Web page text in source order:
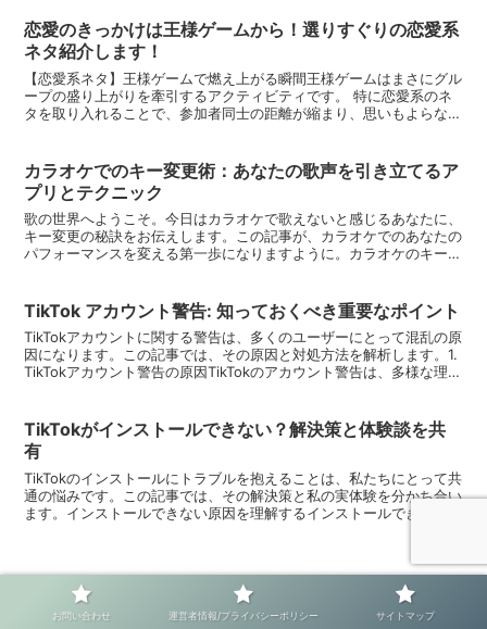
恋愛のきっかけは王様ゲームから！選りすぐりの恋愛系
ネタ紹介します！
【恋愛系ネタ】王様ゲームで燃え上がる瞬間王様ゲームはまさにグル
ープの盛り上がりを牽引するアクティビティです。 特に恋愛系のネ
タを取り入れることで、参加者同士の距離が縮まり、思いもよらない
カラオケでのキー変更術：あなたの歌声を引き立てるア
プリとテクニック
歌の世界へようこそ。今日はカラオケで歌えないと感じるあなたに、
キー変更の秘訣をお伝えします。この記事が、カラオケでのあなたの
パフォーマンスを変える第一歩になりますように。カラオケのキー変
TikTok アカウント警告: 知っておくべき重要なポイント
TikTokアカウントに関する警告は、多くのユーザーにとって混乱の原
因になります。この記事では、その原因と対処方法を解析します。1.
TikTokアカウント警告の原因TikTokのアカウント警告は、多様な理由
TikTokがインストールできない？解決策と体験談を共
有
TikTokのインストールにトラブルを抱えることは、私たちにとって共
通の悩みです。この記事では、その解決策と私の実体験を分かち合い
ます。インストールできない原因を理解するインストールできない問
ホーム エンタメ
お問い合わせ 運営者情報/プライバシーポリシー サイトマップ